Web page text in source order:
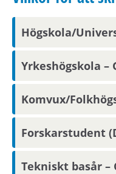
Hyresgästerna har
tvättstuga och
I denna
olämplig för barn.
Vid
tecknad
Högskola/
Yrkeshögskola –
Komvux/
Forskarstudent
Tekniskt basår –